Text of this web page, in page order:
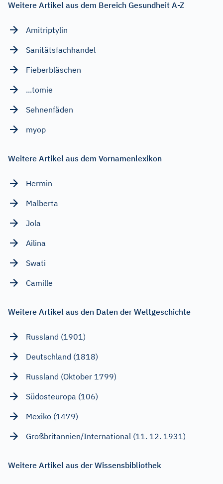
Weitere Artikel aus dem Bereich Gesundheit A-Z
Amitriptylin
Sanitätsfachhandel
Fieberbläschen
...tomie
Sehnenfäden
myop
Weitere Artikel aus dem Vornamenlexikon
Hermin
Malberta
Jola
Ailina
Swati
Camille
Weitere Artikel aus den Daten der Weltgeschichte
Russland (1901)
Deutschland (1818)
Russland (Oktober 1799)
Südosteuropa (106)
Mexiko (1479)
Großbritannien/International (11. 12. 1931)
Weitere Artikel aus der Wissensbibliothek